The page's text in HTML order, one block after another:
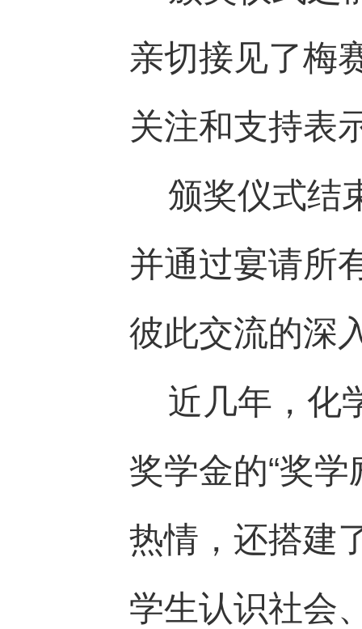
亲切接见了梅
关注和支持表
颁奖仪式结
并通过宴请所
彼此交流的深
近几年，化
奖学金的“奖学
热情，还搭建
学生认识社会